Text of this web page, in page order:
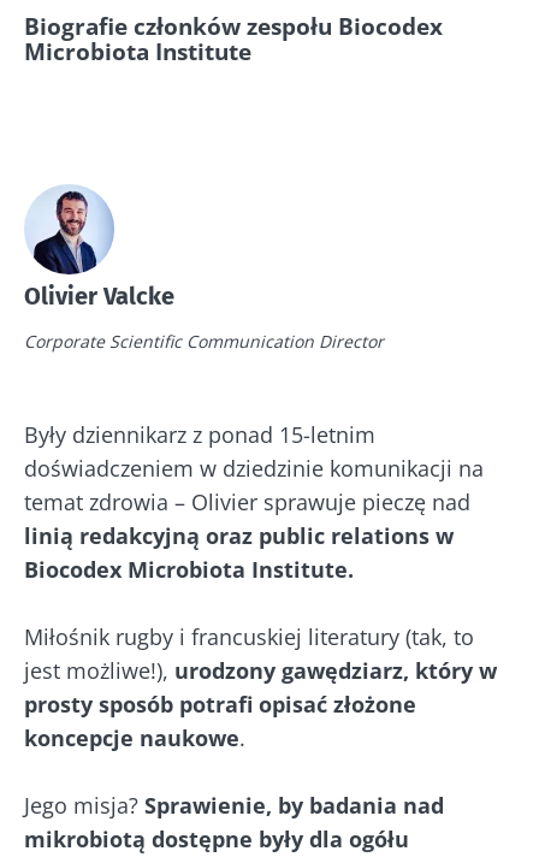
Biografie członków zespołu Biocodex
Microbiota Institute
Olivier Valcke
Corporate Scientific Communication Director
Były dziennikarz z ponad 15-letnim
doświadczeniem w dziedzinie komunikacji na
temat zdrowia – Olivier sprawuje pieczę nad
linią redakcyjną oraz public relations w
Biocodex Microbiota Institute.
Miłośnik rugby i francuskiej literatury (tak, to
jest możliwe!), urodzony gawędziarz, który w
prosty sposób potrafi opisać złożone
koncepcje naukowe.
Jego misja? Sprawienie, by badania nad
mikrobiotą dostępne były dla ogółu